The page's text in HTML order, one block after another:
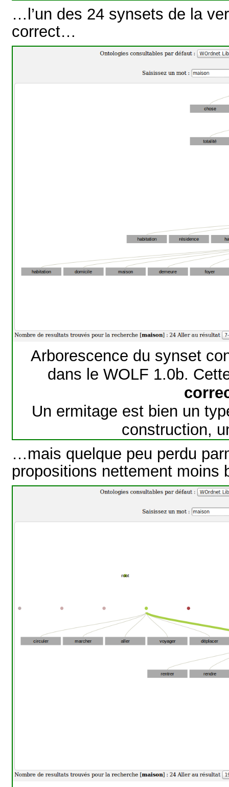
…l’un des 24 synsets de la
correct…
Arborescence du synset
dans le WOLF 1.0b.
Un ermitage est bien un
construction,
…mais quelque peu perdu
propositions nettement moins